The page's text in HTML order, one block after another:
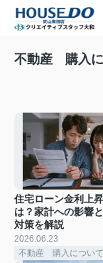
不動産 購入に
住宅ローン金利上
は？家計への影響
対策を解説
2026.06.23
不動産 購入について